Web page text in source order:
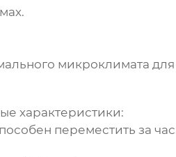
микроклимата
характеристики:
переместить за